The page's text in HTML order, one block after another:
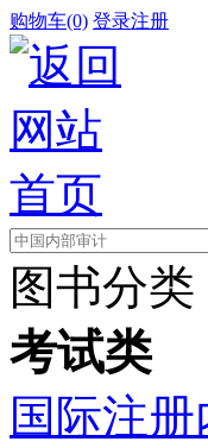
购物车(0) 登录注册
图书分类
考试类
国际注